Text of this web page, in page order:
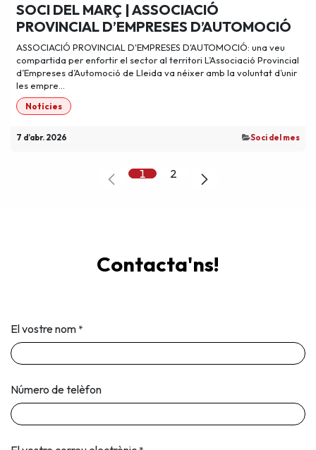
SOCI DEL MARÇ | ASSOCIACIÓ
PROVINCIAL D’EMPRESES D’AUTOMOCIÓ
ASSOCIACIÓ PROVINCIAL D'EMPRESES D'AUTOMOCIÓ: una veu
compartida per enfortir el sector al territori L’Associació Provincial
d’Empreses d’Automoció de Lleida va néixer amb la voluntat d’unir
les empre...
Notícies
7 d’abr. 2026 ​Soci del mes
1 2
Contacta'ns!
El vostre nom*
Número de telèfon